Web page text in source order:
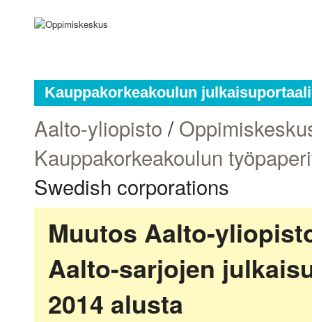
Kauppakorkeakoulun julkaisuportaali
Aalto-yliopisto /
Kauppakorkeakoulun
Swedish corporations
Muutos Aalto-
Aalto-sarjojen
2014 alusta